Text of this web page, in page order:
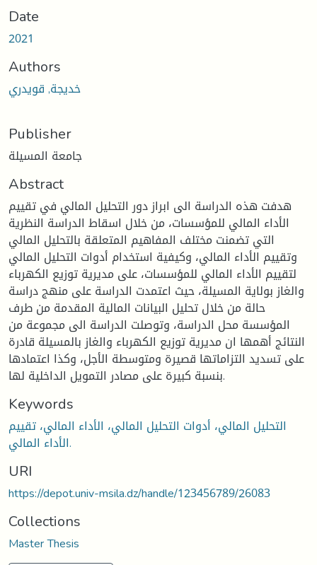
Date
2021
Authors
خديجة, قويدري
Publisher
جامعة المسيلة
Abstract
هدفت هذه الدراسة الى ابراز دور التحليل المالي في تقييم
الأداء المالي للمؤسسات، من خلال اسقاط الدراسة النظرية
التي تضمنت مختلف المفاهيم المتعلقة بالتحليل المالي
وتقييم الأداء المالي، وكيفية استخدام أدوات التحليل المالي
لتقييم الأداء المالي للمؤسسات، على مديرية توزيع الكهرباء
والغاز بولاية المسيلة، حيث اعتمدت الدراسة على منهج دراسة
حالة من خلال تحليل البيانات المالية المقدمة من طرف
المؤسسة محل الدراسة، وتوصلت الدراسة الى مجموعة من
النتائج أهمها ان مديرية توزيع الكهرباء والغاز بالمسيلة قادرة
على تسديد التزاماتها قصيرة ومتوسطة الأجل، وكذا اعتمادها
بنسبة كبيرة على مصادر التمويل الداخلية لها.
Keywords
التحليل المالي، أدوات التحليل المالي، الأداء المالي، تقييم
الأداء المالي.
URI
https://depot.univ-msila.dz/handle/123456789/26083
Collections
Master Thesis